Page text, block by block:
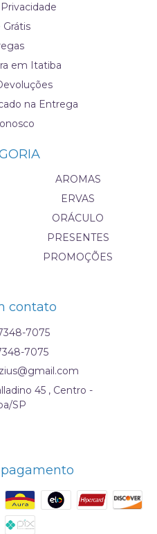
Grátis
em Itatiba
na Entrega
AROMAS
ERVAS
ORÁCULO
PRESENTES
PROMOÇÕES
contato
7075
7075
45 , Centro -
SP